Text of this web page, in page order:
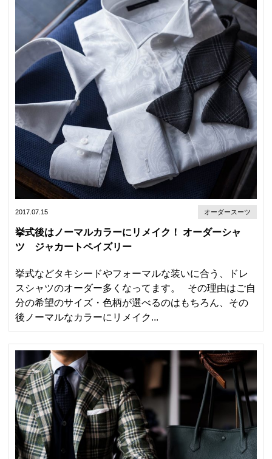
2017.07.15 オーダースーツ
挙式後はノーマルカラーにリメイク！ オーダーシャ
ツ ジャカートペイズリー
挙式などタキシードやフォーマルな装いに合う、ドレ
スシャツのオーダー多くなってます。 その理由はご自
分の希望のサイズ・色柄が選べるのはもちろん、その
後ノーマルなカラーにリメイク...